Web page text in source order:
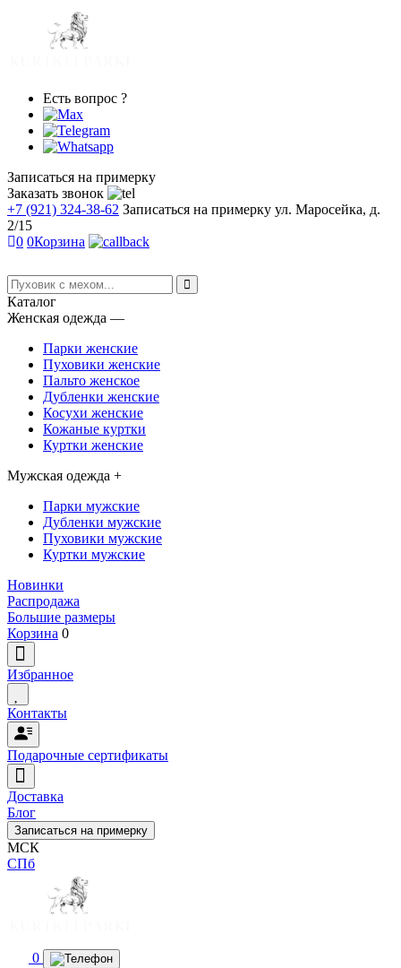
Есть вопрос ?
Записаться на примерку
Заказать звонок
+7 (921) 324-38-62 Записаться на примерку ул. Маросейка, д.
2/15
0 0Корзина
Каталог
Женская одежда ―
Парки женские
Пуховики женские
Пальто женское
Дубленки женские
Косухи женские
Кожаные куртки
Куртки женские
Мужская одежда +
Парки мужские
Дубленки мужские
Пуховики мужские
Куртки мужские
Новинки
Распродажа
Большие размеры
Корзина 0
Избранное
Контакты
Подарочные сертификаты
Доставка
Блог
Записаться на примерку
МСК
СПб
0